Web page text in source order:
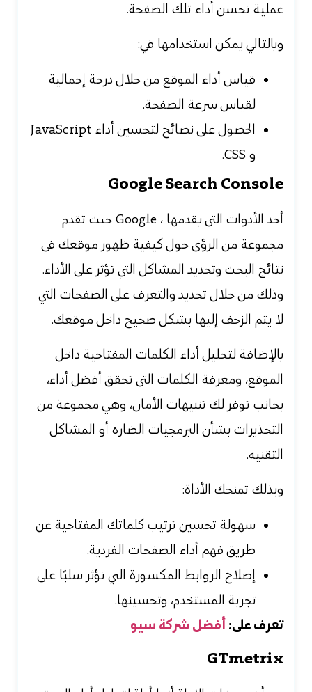
عملية تحسن أداء تلك الصفحة.
وبالتالي يمكن استخدامها في:
قياس أداء الموقع من خلال درجة إجمالية
لقياس سرعة الصفحة.
الحصول على نصائح لتحسين أداء JavaScript
و CSS.
Google Search Console
أحد الأدوات التي يقدمها ، Google حيث تقدم
مجموعة من الرؤى حول كيفية ظهور موقعك في
نتائج البحث وتحديد المشاكل التي تؤثر على الأداء.
وذلك من خلال تحديد والتعرف على الصفحات التي
لا يتم الزحف إليها بشكل صحيح داخل موقعك.
بالإضافة لتحليل أداء الكلمات المفتاحية داخل
الموقع، ومعرفة الكلمات التي تحقق أفضل أداء،
بجانب توفر لك تنبيهات الأمان، وهي مجموعة من
التحذيرات بشأن البرمجيات الضارة أو المشاكل
التقنية.
وبذلك تمنحك الأداة:
سهولة تحسين ترتيب كلماتك المفتاحية عن
طريق فهم أداء الصفحات الفردية.
إصلاح الروابط المكسورة التي تؤثر سلبًا على
تجربة المستخدم، وتحسينها.
تعرف على: أفضل شركة سيو
GTmetrix